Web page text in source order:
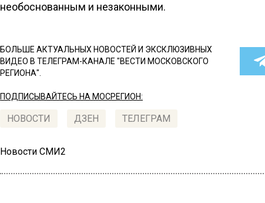
необоснованным и незаконными.
БОЛЬШЕ АКТУАЛЬНЫХ НОВОСТЕЙ И ЭКСКЛЮЗИВНЫХ
ВИДЕО В ТЕЛЕГРАМ-КАНАЛЕ "ВЕСТИ МОСКОВСКОГО
РЕГИОНА".
ПОДПИСЫВАЙТЕСЬ НА МОСРЕГИОН:
НОВОСТИ ДЗЕН ТЕЛЕГРАМ
Новости СМИ2